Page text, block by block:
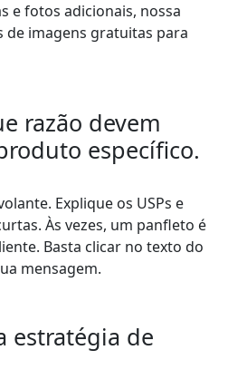
e fotos adicionais, nossa
imagens gratuitas para
razão devem
específico.
Explique os USPs e
Às vezes, um panfleto é
Basta clicar no texto do
mensagem.
estratégia de